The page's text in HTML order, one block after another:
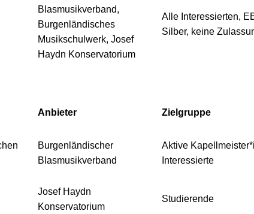
Blasmusikverband,
Burgenländisches
Musikschulwerk, Josef
Haydn Konservatorium
Alle Interessierten,
Silber, keine
Anbieter Zielgruppe
Burgenländischer
Blasmusikverband
Aktive
Interessierte
Josef Haydn
Konservatorium
Studierende